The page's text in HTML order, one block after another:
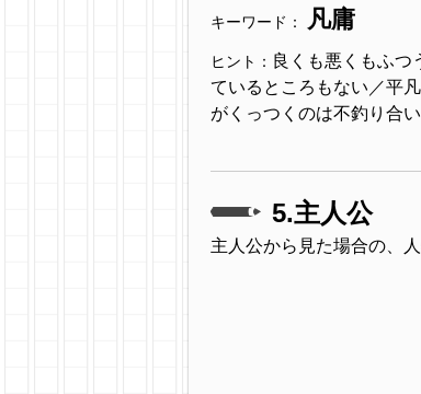
キーワード： 凡庸
ヒント： 良くも悪くもふつ
ているところもない／平
がくっつくのは不釣り合
5.主人公
主人公から見た場合の、